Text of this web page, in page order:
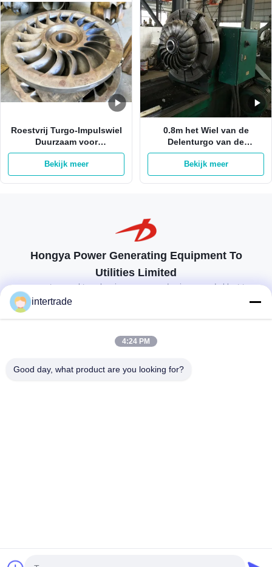
Roestvrij Turgo-Impulswiel
Duurzaam voor
Hydrogenerator 1.2M
Bekijk meer
0.8m het Wiel van de
Delenturgo van de
Waterturbine voor Hydro-
elektrische Generator
Bekijk meer
Hongya Power Generating Equipment To
Utilities Limited
op maat gemaakte oplossingen om aan de eisen van de klant te
86-28-37561966-8:00
Copyright © 2022-2026 Hongya Power Generating Equipment To Utilities
intertrade
4:24 PM
Good day, what product are you looking for?